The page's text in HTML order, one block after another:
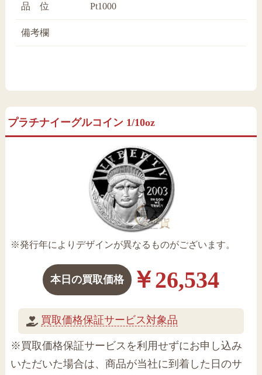
品 位 Pt1000
備考欄
プラチナイーグルコイン 1/10oz
※発行年によりデザインが異なるものがございます。
本日の買取価格 ￥26,534
買取価格保証サービス対象品
※買取価格保証サービスを利用せずにお申し込み
いただいた場合は、商品が当社に到着した日のサ